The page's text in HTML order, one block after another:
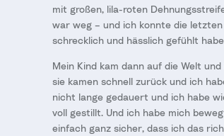
mit großen, lila-roten
war weg – und ich konnte die
schrecklich und hässlich gefühlt
Mein Kind kam dann auf die Welt
sie kamen schnell zurück und ich
nicht lange gedauert und ich habe
voll gestillt. Und ich habe mich
einfach ganz sicher, dass ich das